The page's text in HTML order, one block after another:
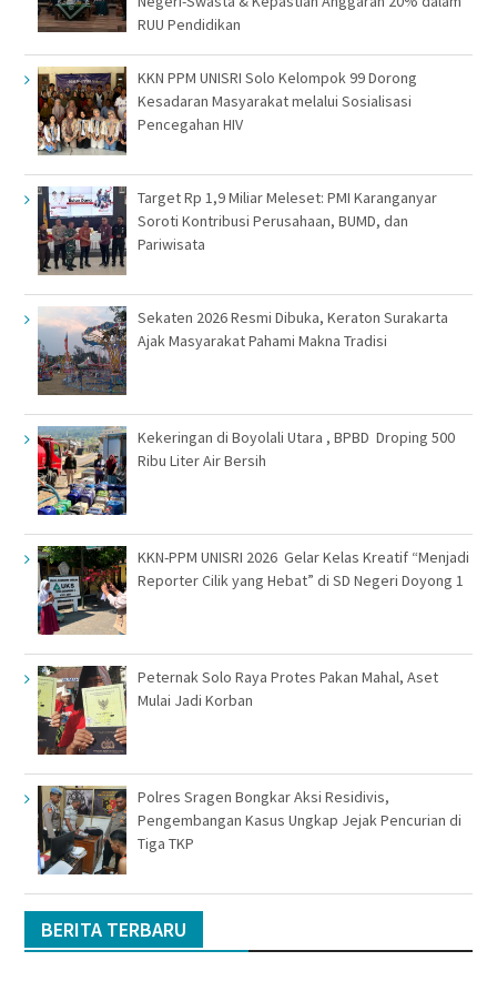
RUU Pendidikan
KKN PPM UNISRI Solo Kelompok 99 Dorong
Kesadaran Masyarakat melalui Sosialisasi
Pencegahan HIV
Target Rp 1,9 Miliar Meleset: PMI Karanganyar
Soroti Kontribusi Perusahaan, BUMD, dan
Pariwisata
Sekaten 2026 Resmi Dibuka, Keraton Surakarta
Ajak Masyarakat Pahami Makna Tradisi
Kekeringan di Boyolali Utara , BPBD Droping 500
Ribu Liter Air Bersih
KKN-PPM UNISRI 2026 Gelar Kelas Kreatif “Menjadi
Reporter Cilik yang Hebat” di SD Negeri Doyong 1
Peternak Solo Raya Protes Pakan Mahal, Aset
Mulai Jadi Korban
Polres Sragen Bongkar Aksi Residivis,
Pengembangan Kasus Ungkap Jejak Pencurian di
Tiga TKP
BERITA TERBARU